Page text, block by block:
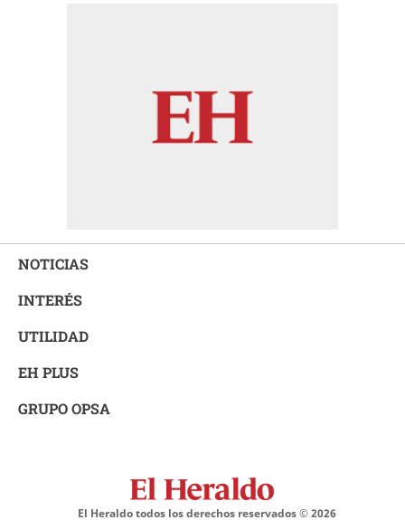
NOTICIAS
INTERÉS
UTILIDAD
EH PLUS
GRUPO OPSA
El Heraldo todos los derechos reservados ©2026